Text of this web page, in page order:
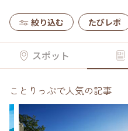
絞り込む たびレポ
スポット
ことりっぷで人気の記事